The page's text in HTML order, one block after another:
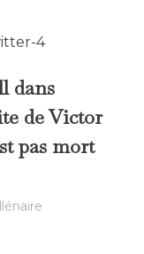
dans
de Victor
pas mort